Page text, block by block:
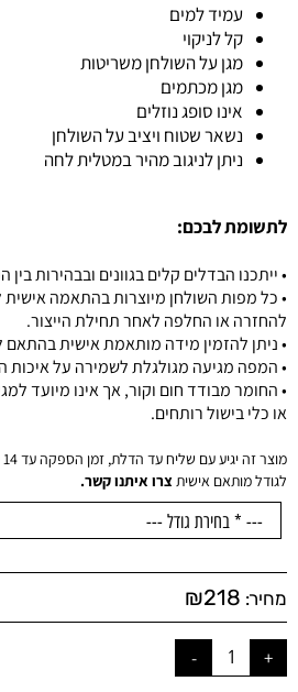
עמיד למים
קל לניקוי
מגן על השולחן משריטות
מגן מכתמים
אינו סופג נוזלים
נשאר שטוח ויציב על השולחן
ניתן לניגוב מהיר במטלית לחה
לתשומת לבכם:
• ייתכנו הבדלים קלים בגוונים ובבהירות
• כל מפות השולחן מיוצרות בהתאמה אישית
להחזרה או החלפה לאחר תחילת הייצור.
• ניתן להזמין מידה מותאמת אישית בהתאם
• המפה מגיעה מגולגלת לשמירה על
• החומר מבודד חום וקור, אך אינו מיועד
או כלי בישול רותחים.
מוצר זה יגיע עם שליח עד הדלת, זמן הספקה עד 14 ימי עסקים.
לגודל מותאם אישיתצרו איתנו קשר.
מחיר: ₪218